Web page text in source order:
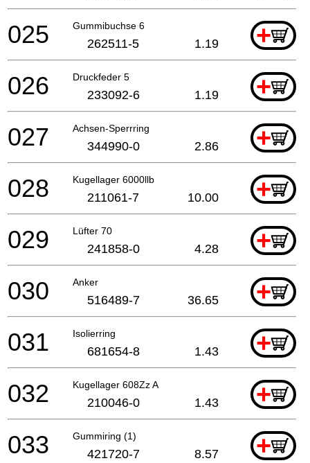
Gummibuchse 6 +
025 262511-5 1.19
Druckfeder 5 +
026 233092-6 1.19
Achsen-Sperrring +
027 344990-0 2.86
Kugellager 6000llb +
028 211061-7 10.00
Lüfter 70 +
029 241858-0 4.28
Anker +
030 516489-7 36.65
Isolierring +
031 681654-8 1.43
Kugellager 608Zz A +
032 210046-0 1.43
Gummiring (1) +
033 421720-7 8.57